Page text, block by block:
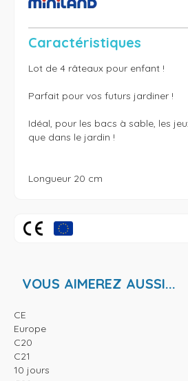
Caractéristiques
Lot de 4 râteaux pour enfant !
Parfait pour vos futurs jardiner !
Idéal, pour les bacs à sable, les
que dans le jardin !
Longueur 20 cm
VOUS AIMEREZ AUSSI...
CE
Europe
C20
C21
10 jours